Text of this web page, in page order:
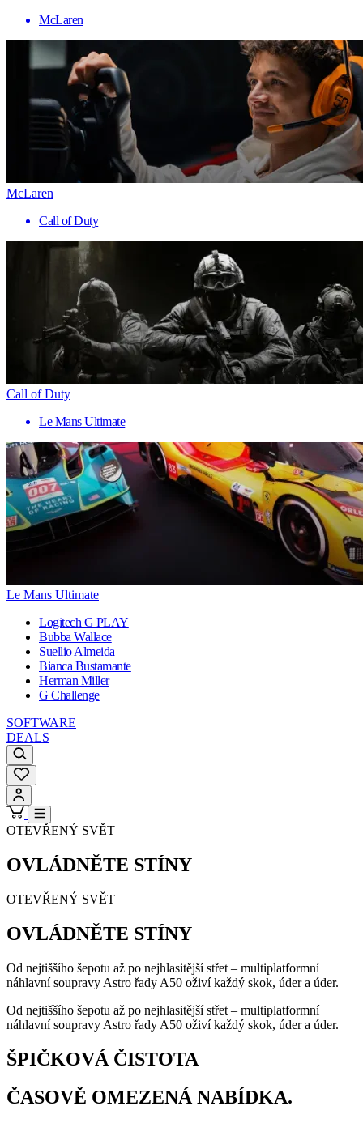
McLaren
McLaren
Call of Duty
Call of Duty
Le Mans Ultimate
Le Mans Ultimate
Logitech G PLAY
Bubba Wallace
Suellio Almeida
Bianca Bustamante
Herman Miller
G Challenge
SOFTWARE
DEALS
OTEVŘENÝ SVĚT
OVLÁDNĚTE STÍNY
OTEVŘENÝ SVĚT
OVLÁDNĚTE STÍNY
Od nejtiššího šepotu až po nejhlasitější střet – multiplatformní
náhlavní soupravy Astro řady A50 oživí každý skok, úder a úder.
Od nejtiššího šepotu až po nejhlasitější střet – multiplatformní
náhlavní soupravy Astro řady A50 oživí každý skok, úder a úder.
ŠPIČKOVÁ ČISTOTA
ČASOVĚ OMEZENÁ NABÍDKA.